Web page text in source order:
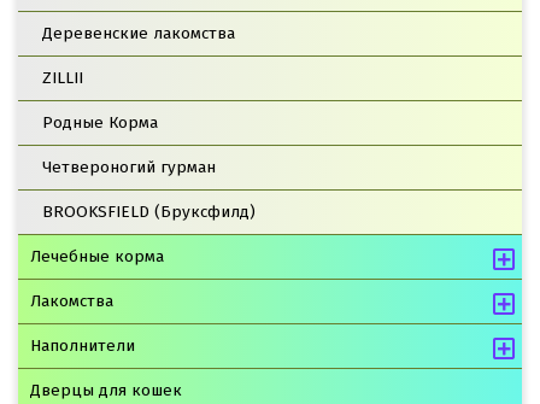
Деревенские лакомства
ZILLII
Родные Корма
Четвероногий гурман
BROOKSFIELD (Бруксфилд)
Лечебные корма
Лакомства
Наполнители
Дверцы для кошек